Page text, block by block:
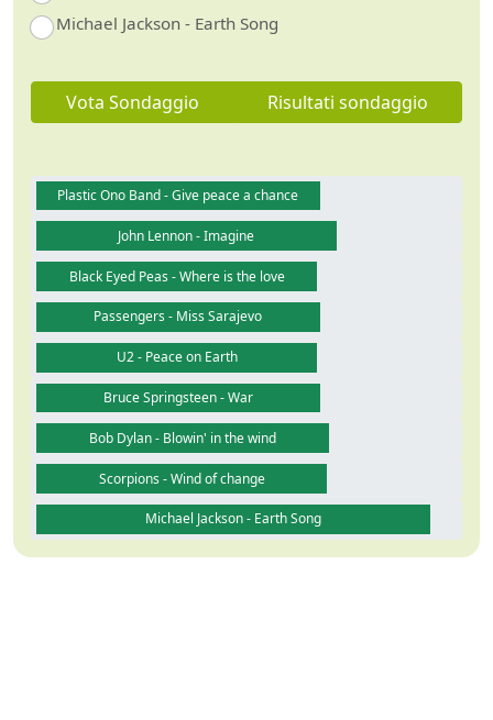
Michael Jackson - Earth Song
Vota Sondaggio Risultati sondaggio
Plastic Ono Band - Give peace a chance
John Lennon - Imagine
Black Eyed Peas - Where is the love
Passengers - Miss Sarajevo
U2 - Peace on Earth
Bruce Springsteen - War
Bob Dylan - Blowin' in the wind
Scorpions - Wind of change
Michael Jackson - Earth Song